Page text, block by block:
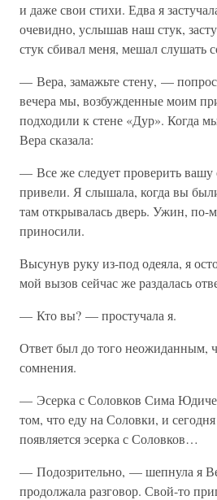
и даже свои стихи. Едва я
очевидно, услышав наш стук,
стук сбивал меня, мешал слушать
— Вера, замажьте стену, —
вечера мы, возбужденные моим
подходили к стене «Дур». Когда
Вера сказала:
— Все же следует проверить вашу
привели. Я слышала, когда вы
там открывалась дверь. Ужин, по-
приносили.
Высунув руку из-под одеяла, я
мой вызов сейчас же раздалась
— Кто вы? — простучала я.
Ответ был до того неожиданным,
сомнения.
— Эсерка с Соловков Сима
том, что еду на Соловки, и
появляется эсерка с Соловков…
— Подозрительно, — шепнула я
продолжала разговор. Свой-то